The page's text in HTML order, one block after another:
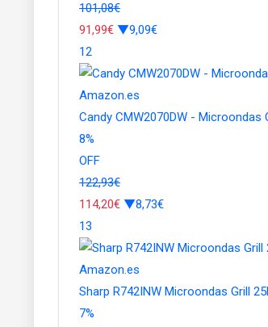
101,08€
91,99€ ▼9,09€
12
Amazon.es
Candy CMW2070DW -
8%
OFF
122,93€
114,20€ ▼8,73€
13
Amazon.es
Sharp R742INW Microondas Grill
7%